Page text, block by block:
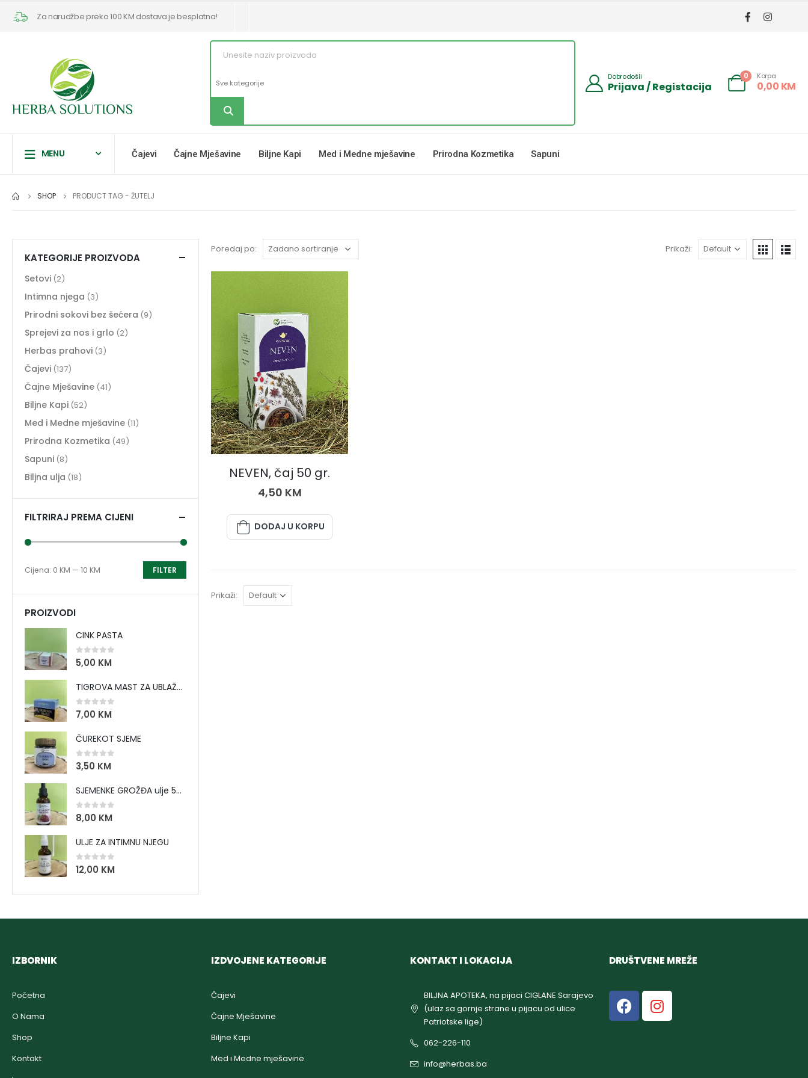
Za narudžbe preko 100 KM dostava je besplatna!
Dobrodošli
Prijava / Registacija
0 Korpa
0,00 KM
MENU Čajevi Čajne Mješavine Biljne Kapi Med i Medne mješavine Prirodna Kozmetika Sapuni
SHOP PRODUCT TAG - ŽUTELJ
Poredaj po: Prikaži:
ČAJEVI
NEVEN, čaj 50 gr.
4,50 KM
DODAJ U KORPU
Prikaži:
KATEGORIJE PROIZVODA
Setovi (2)
Intimna njega (3)
Prirodni sokovi bez šećera (9)
Sprejevi za nos i grlo (2)
Herbas prahovi (3)
Čajevi (137)
Čajne Mješavine (41)
Biljne Kapi (52)
Med i Medne mješavine (11)
Prirodna Kozmetika (49)
Sapuni (8)
Biljna ulja (18)
FILTRIRAJ PREMA CIJENI
FILTER
Cijena: 0 KM — 10 KM
PROIZVODI
CINK PASTA
0 out of 5
5,00 KM
TIGROVA MAST ZA UBLAŽAVANJE BOLOVA I ZAGRIJAVANJE MIŠIĆA
0 out of 5
7,00 KM
ČUREKOT SJEME
0 out of 5
3,50 KM
SJEMENKE GROŽĐA ulje 50 ml
0 out of 5
8,00 KM
ULJE ZA INTIMNU NJEGU
0out of 5
12,00 KM
IZBORNIK
Početna
O Nama
Shop
Kontakt
IZDVOJENE KATEGORIJE
Čajevi
Čajne Mješavine
Biljne Kapi
Med i Medne mješavine
KONTAKT I LOKACIJA
BILJNA APOTEKA, na pijaci CIGLANE Sarajevo
(ulaz sa gornje strane u pijacu od ulice
Patriotske lige)
062-226-110
info@herbas.ba
DRUŠTVENE MREŽE